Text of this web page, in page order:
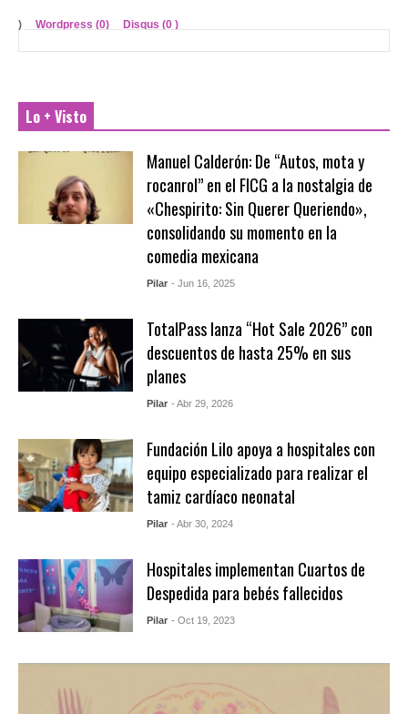
) Wordpress (0) Disqus (0 )
Lo + Visto
Manuel Calderón: De “Autos, mota y
rocanrol” en el FICG a la nostalgia de
«Chespirito: Sin Querer Queriendo»,
consolidando su momento en la
comedia mexicana
Pilar - Jun 16, 2025
TotalPass lanza “Hot Sale 2026” con
descuentos de hasta 25% en sus
planes
Pilar - Abr 29, 2026
Fundación Lilo apoya a hospitales con
equipo especializado para realizar el
tamiz cardíaco neonatal
Pilar - Abr 30, 2024
Hospitales implementan Cuartos de
Despedida para bebés fallecidos
Pilar - Oct 19, 2023